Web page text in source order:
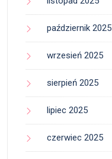
październik 2025
wrzesień 2025
sierpień 2025
lipiec 2025
czerwiec 2025